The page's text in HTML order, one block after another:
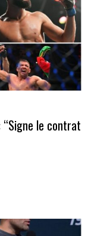
“Signe le contrat